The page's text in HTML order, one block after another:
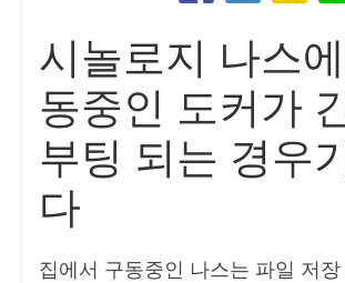
시놀로지 나스
동중인 도커가
부팅 되는 경우
다
집에서 구동중인 나스는 파일 저